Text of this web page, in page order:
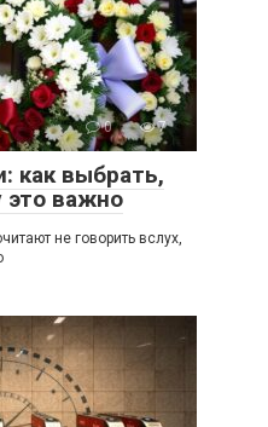
0 7
как выбрать,
это важно
не говорить вслух,